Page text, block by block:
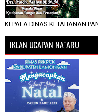
KEPALA DINAS KETAHANAN
IKLAN UCAPAN NATARU